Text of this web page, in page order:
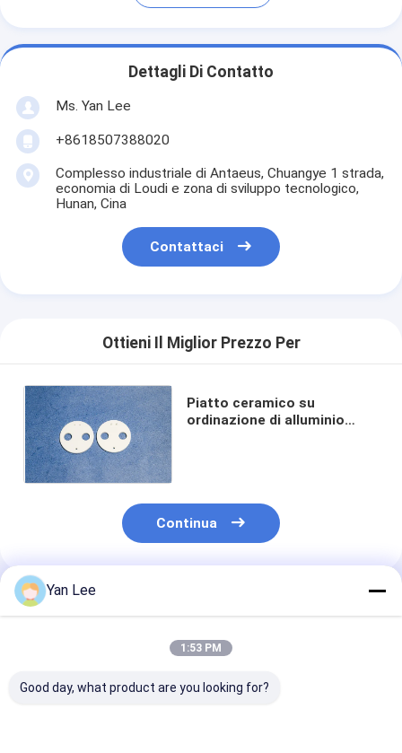
Dettagli Di Contatto
Ms. Yan Lee
+8618507388020
Complesso industriale di Antaeus, Chuangye 1 strada,
economia di Loudi e zona di sviluppo tecnologico,
Hunan, Cina
Contattaci
Ottieni Il Miglior Prezzo Per
Piatto ceramico su
ordinazione di alluminio
Continua
Prodotti Raccomandati
Yan Lee
1:53 PM
Good day, what product are you looking for?